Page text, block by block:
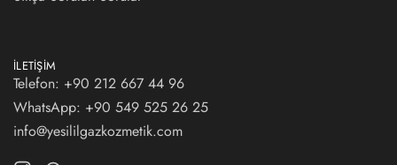
İLETIŞIM
Telefon: +90 212 667 44 96
WhatsApp: +90 549 525 26 25
info@yesililgazkozmetik.com